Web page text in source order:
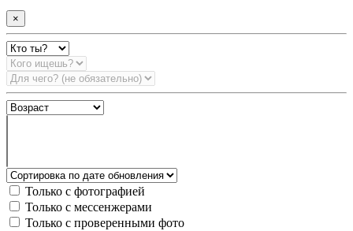
×
Только с фотографией
Только с мессенжерами
Только с проверенными фото